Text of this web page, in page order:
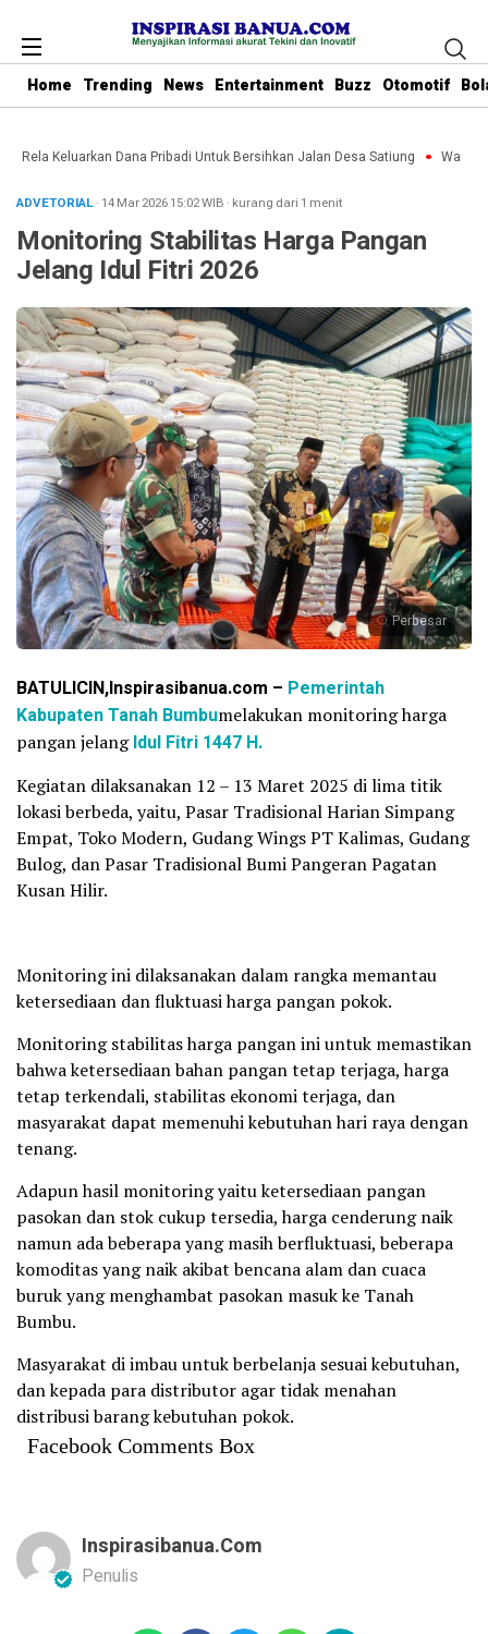
Home Trending News Entertainment Buzz Otomotif
Rela Keluarkan Dana Pribadi Untuk Bersihkan Jalan Desa Satiung Waket
ADVETORIAL· 14 Mar 202615:02WIB · kurang dari 1 menit
Monitoring Stabilitas Harga Pangan
Jelang Idul Fitri 2026
Perbesar
BATULICIN,Inspirasibanua.com – Pemerintah
Kabupaten Tanah Bumbumelakukan monitoring harga
pangan jelangIdul Fitri 1447 H.
Kegiatan dilaksanakan 12 – 13 Maret 2025 di lima titik
lokasi berbeda, yaitu, Pasar Tradisional Harian Simpang
Empat, Toko Modern, Gudang Wings PT Kalimas, Gudang
Bulog, dan Pasar Tradisional Bumi Pangeran Pagatan
Kusan Hilir.
Monitoring ini dilaksanakan dalam rangka memantau
ketersediaan dan fluktuasi harga pangan pokok.
Monitoring stabilitas harga pangan ini untuk memastikan
bahwa ketersediaan bahan pangan tetap terjaga, harga
tetap terkendali, stabilitas ekonomi terjaga, dan
masyarakat dapat memenuhi kebutuhan hari raya dengan
tenang.
Adapun hasil monitoring yaitu ketersediaan pangan
pasokan dan stok cukup tersedia, harga cenderung naik
namun ada beberapa yang masih berfluktuasi, beberapa
komoditas yang naik akibat bencana alam dan cuaca
buruk yang menghambat pasokan masuk ke Tanah
Bumbu.
Masyarakat di imbau untuk berbelanja sesuai kebutuhan,
dan kepada para distributor agar tidak menahan
distribusi barang kebutuhan pokok.
Facebook Comments Box
Inspirasibanua.com
Penulis